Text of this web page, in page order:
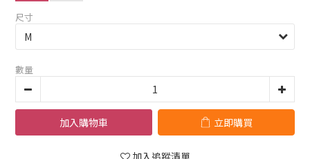
尺寸
數量
加入購物車 立即購買
加入追蹤清單